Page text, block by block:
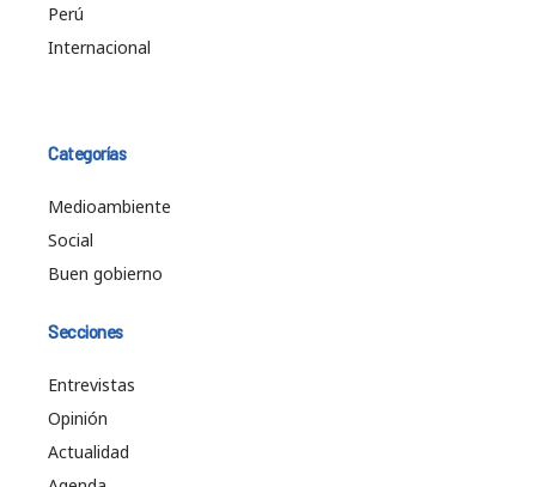
Perú
Internacional
Categorías
Medioambiente
Social
Buen gobierno
Secciones
Entrevistas
Opinión
Actualidad